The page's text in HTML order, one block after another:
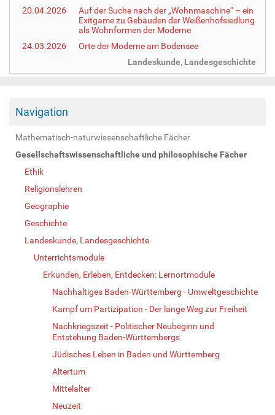
20.04.2026
Auf der Suche nach der „Wohnmaschine“ – ein
Exitgame zu Gebäuden der Weißenhofsiedlung
als Wohnformen der Moderne
24.03.2026
Orte der Moderne am Bodensee
Landeskunde, Landesgeschichte
Navigation
Mathematisch-naturwissenschaftliche Fächer
Gesellschaftswissenschaftliche und philosophische Fächer
Ethik
Religionslehren
Geographie
Geschichte
Landeskunde, Landesgeschichte
Unterrichtsmodule
Erkunden, Erleben, Entdecken: Lernortmodule
Nachhaltiges Baden-Württemberg - Umweltgeschichte
Kampf um Partizipation - Der lange Weg zur Freiheit
Nachkriegszeit - Politischer Neubeginn und
Entstehung Baden-Württembergs
Jüdisches Leben in Baden und Württemberg
Altertum
Mittelalter
Neuzeit